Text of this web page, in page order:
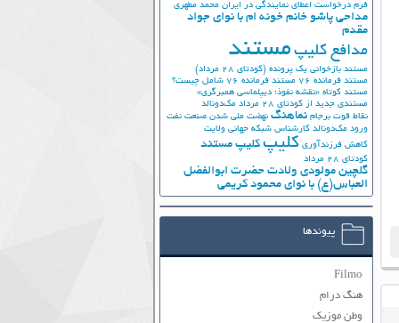
فرم درخواست اعطای نمایندگی در ایران محمد مطهری
مداحی پاشو خانم خونه ام با نوای جواد
مقدم
مدافع کلیپ مستند
مستند بازخوانی یک پرونده (کودتای 28 مرداد)
مستند فرمانده 76
مستند فرمانده 76 شامل چیست؟
مستند کوتاه «نقشه نفوذ؛ دیپلماسی همبرگری»
مستندی جدید از کودتای 28 مرداد
مک‌دونالد
نقاط قوت برجام نماهنگ نهضت ملي شدن صنعت نفت
ورود مک‌دونالد کارشناس شبکه جهانی ولایت
کاهش فرزندآوری کلیپ کلیپ مستند
کودتای 28 مرداد
گلچین مولودی ولادت حضرت ابوالفضل
العباس(ع) با نوای محمود کریمی
پیوندها
Filmo
هنگ درام
وطن موزیک